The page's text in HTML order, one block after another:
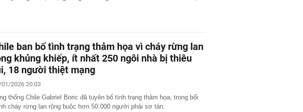
phụ huynh có con sắp vào lớp 1: Đừng mua các
tập này, chỉ PHÍ TIỀN mà không dùng đến!
của Nguyễn Minh Hiền SN 1992, liên hệ công an gấp
tử”, “công chúa” ngồi ghế nóng doanh nghiệp gia đình:
quang
giao dịch chuyển khoản 747.500.000 đồng giữa
Hoa và Trần Văn Phúc: 1 người được mời đến
việc
nhì Việt Nam U45 đi khắp thế gian, đến Tây Tạng
ban bố tình trạng thảm họa vì cháy rừng lan
khủng khiếp, ít nhất 250 ngôi nhà bị thiêu
18 người thiệt mạng
01/2026 20:03
thống Chile Gabriel Boric đã tuyên bố tình trạng thảm họa, trong bối
cháy rừng lan rộng buộc hơn 50.000 người phải sơ tán.